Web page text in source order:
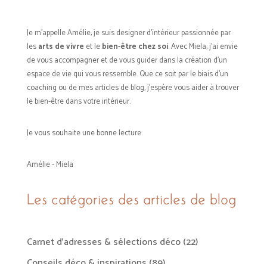
Je m’appelle Amélie, je suis designer d’intérieur passionnée par
lesarts de vivre et lebien-être chez soi. Avec Miela, j’ai envie
de vous accompagner et de vous guider dans la création d’un
espace de vie qui vous ressemble. Que ce soit par le biais d'un
coaching ou de mes articles de blog, j'espère vous aider à trouver
le bien-être dans votre intérieur.
Je vous souhaite une bonne lecture.
Amélie - Miela
Les catégories des articles de blog
Carnet d'adresses & sélections déco(22)